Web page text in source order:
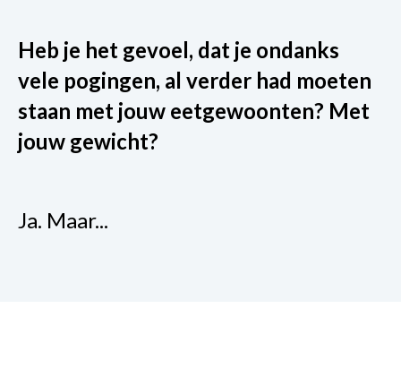
Heb je het gevoel, dat je ondanks
vele pogingen, al verder had moeten
staan met jouw eetgewoonten? Met
jouw gewicht?
Ja. Maar...